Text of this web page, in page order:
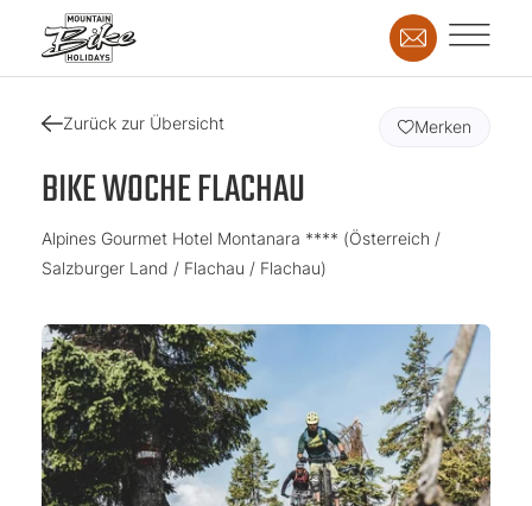
Zurück zur Übersicht
BIKE WOCHE FLACHAU
Alpines Gourmet Hotel Montanara **** (Österreich /
Salzburger Land / Flachau / Flachau)
Merken